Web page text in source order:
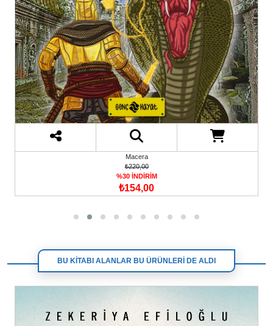
Macera
₺220,00
%30 İNDİRİM
₺154,00
BU KİTABI ALANLAR BU ÜRÜNLERİ DE ALDI